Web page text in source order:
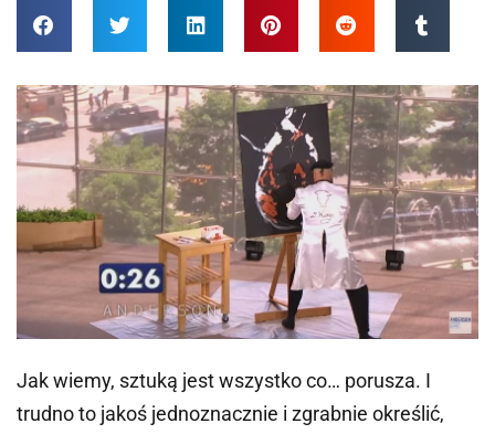
Jak wiemy, sztuką jest wszystko co… porusza. I
trudno to jakoś jednoznacznie i zgrabnie określić,